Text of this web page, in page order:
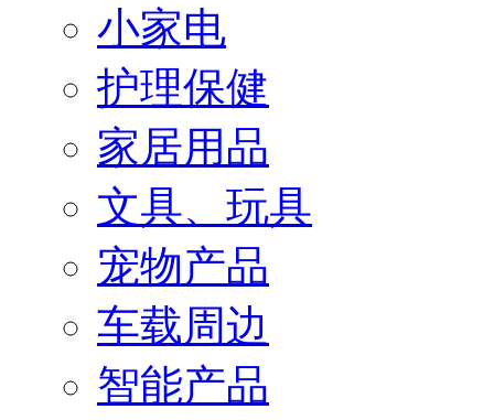
小家电
护理保健
家居用品
文具、玩具
宠物产品
车载周边
智能产品